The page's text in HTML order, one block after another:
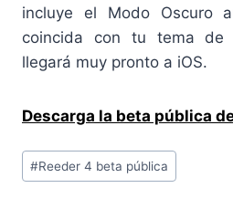
incluye el Modo Oscuro
coincida con tu tema de
llegará muy pronto a iOS.
Descarga la beta pública
Etiquetas
de
#Reeder 4 beta pública